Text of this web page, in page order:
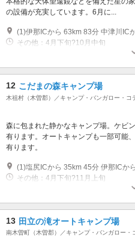
の設備が充実しています。6月に...
その他：4月下旬?10月中旬
12 こだまの森キャンプ場
木祖村（木曽郡）／キャンプ・バンガロー・コ
森に包まれた静かなキャンプ場。ケビ
有ります。オートキャンプも一部可能
有ります。
その他：4月下旬?11月上旬
13 田立の滝オートキャンプ場
南木曽町（木曽郡）／キャンプ・バンガロー・